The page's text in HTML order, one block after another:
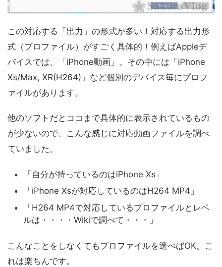
この対応する「出力」の形式が多い！対応する出力形
式（プロファイル）がすごく具体的！例えばAppleデ
バイスでは、「iPhone動画」。その中には「iPhone
Xs/Max, XR(H264)」など個別のデバイス毎にプロフ
ァイルがあります。
他のソフトだとココまで具体的に表示されているもの
が少ないので、こんな感じに対応動画ファイルを調べ
ていました。
「自分が持っているのはiPhone Xs」
「iPhone Xsが対応しているのはH264 MP4」
「H264 MP4で対応しているプロファイルとレベ
ルは・・・・Wikiで調べて・・・」
こんなことをしなくてもプロファイルを選べばOK。こ
れは楽ちんです。